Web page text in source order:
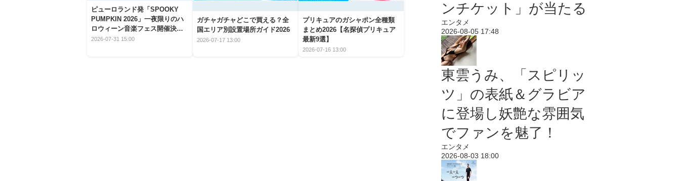
ピューロランド発「SPOOKY
PUMPKIN 2026」一夜限りのハ
ロウィーン音楽フェス開催決
定！
2026-07-31 15:00
ガチャガチャどこで買える？全
国エリア別設置場所ガイド2026
2026-07-17 13:00
プリキュアのガシャポン全種類
まとめ2026【名探偵プリキュア
最新9選】
2026-07-16 13:00
ンチケット」が当たる
エンタメ
2026-08-05 17:48
東雲うみ、「スピリッ
ツ」の表紙＆グラビア
に登場し妖艶な雰囲気
でファンを魅了！
エンタメ
2026-08-03 18:00